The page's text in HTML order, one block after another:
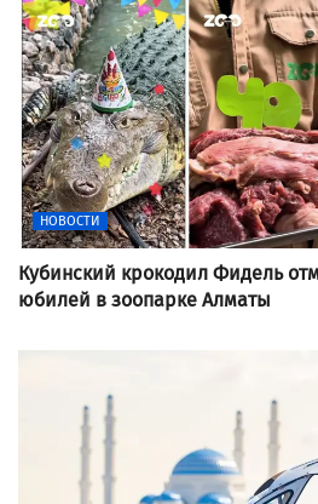
НОВОСТИ
Кубинский крокодил Фидель
юбилей в зоопарке Алматы